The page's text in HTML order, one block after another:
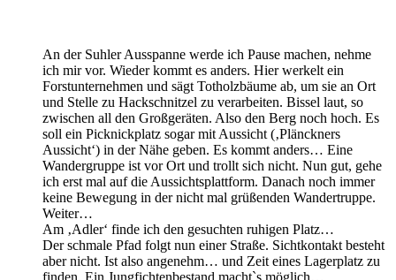
An der Suhler Ausspanne werde ich Pause machen, nehme
ich mir vor. Wieder kommt es anders. Hier werkelt ein
Forstunternehmen und sägt Totholzbäume ab, um sie an Ort
und Stelle zu Hackschnitzel zu verarbeiten. Bissel laut, so
zwischen all den Großgeräten. Also den Berg noch hoch. Es
soll ein Picknickplatz sogar mit Aussicht (‚Plänckners
Aussicht‘) in der Nähe geben. Es kommt anders… Eine
Wandergruppe ist vor Ort und trollt sich nicht. Nun gut, gehe
ich erst mal auf die Aussichtsplattform. Danach noch immer
keine Bewegung in der nicht mal grüßenden Wandertruppe.
Weiter…
Am ‚Adler‘ finde ich den gesuchten ruhigen Platz…
Der schmale Pfad folgt nun einer Straße. Sichtkontakt besteht
aber nicht. Ist also angenehm… und Zeit eines Lagerplatz zu